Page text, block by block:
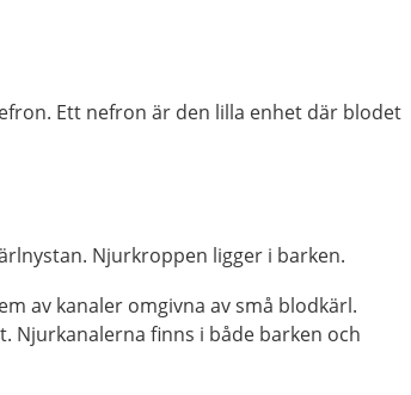
Ett nefron är den lilla enhet där blodet
Njurkroppen ligger i barken.
av kanaler omgivna av små blodkärl.
Njurkanalerna finns i både barken och